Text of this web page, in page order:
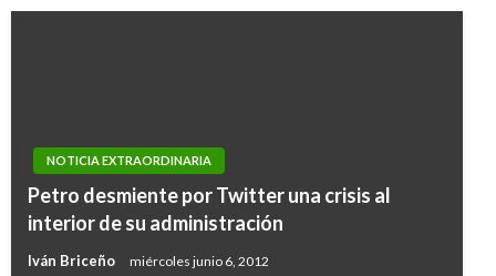
NOTICIA EXTRAORDINARIA
Petro desmiente por Twitter una crisis al
interior de su administración
Iván Briceño miércoles junio 6, 2012